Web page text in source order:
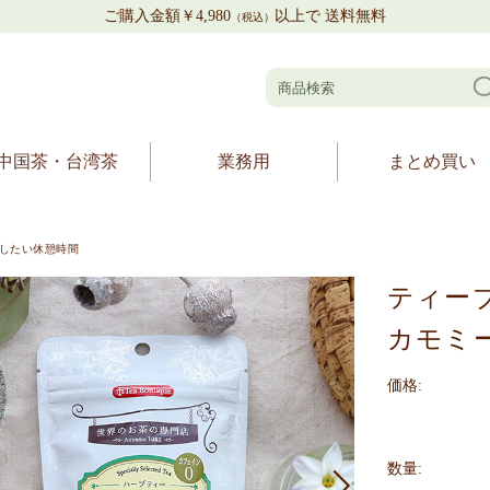
ご購入金額￥4,980 （税込） 以上で 送料無料
国茶・台湾茶 業務用 まとめ買い
たい休憩時間
ティー
カモミ
価格:
数量: